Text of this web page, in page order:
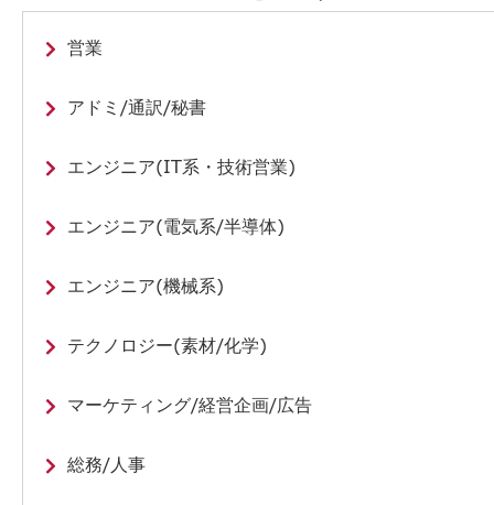
営業
アドミ/通訳/秘書
エンジニア(IT系・技術営業)
エンジニア(電気系/半導体)
エンジニア(機械系)
テクノロジー(素材/化学)
マーケティング/経営企画/広告
総務/人事